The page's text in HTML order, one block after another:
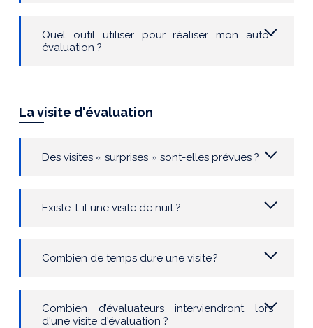
Quel outil utiliser pour réaliser mon auto-
évaluation ?
La visite d'évaluation
Des visites « surprises » sont-elles prévues ?
Existe-t-il une visite de nuit ?
Combien de temps dure une visite?
Combien d’évaluateurs interviendront lors
d'une visite d'évaluation ?